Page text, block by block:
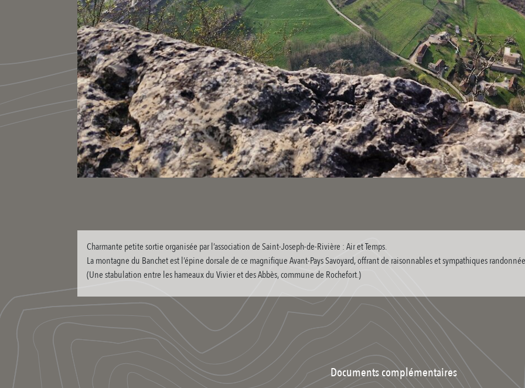
Charmante petite sortie organisée par l’association de Saint-Joseph-de-Rivière : Air et Temps.
La montagne du Banchet est l’épine dorsale de ce magnifique Avant-Pays Savoyard, offrant de raisonnables et sympathiques
(Une stabulation entre les hameaux du Vivier et des Abbès, commune de Rochefort.)
Documents complémentaires